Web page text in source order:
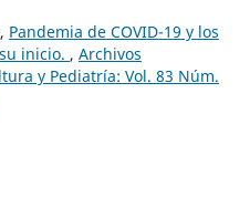
Pandemia de COVID-19 y los
inicio. , Archivos
y Pediatría: Vol. 83 Núm.